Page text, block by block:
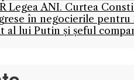
Legea ANI. Curtea
în negocierile pentru
lui Putin și șeful